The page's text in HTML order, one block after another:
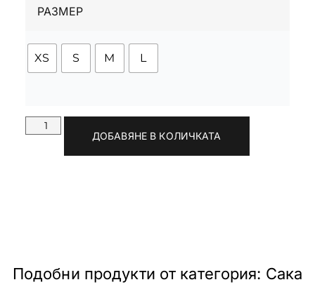
РАЗМЕР
XS S M L
ДОБАВЯНЕ В КОЛИЧКАТА
Подобни продукти от категория: Сака